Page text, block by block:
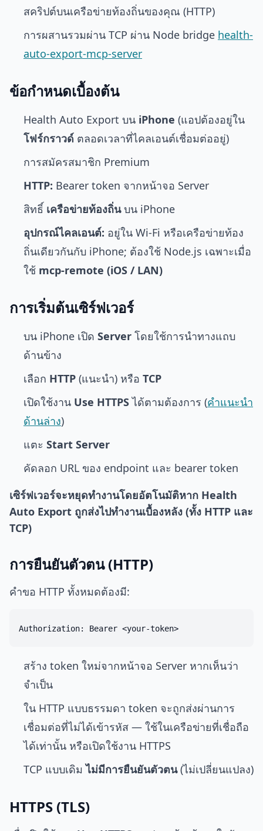
สคริปต์บนเครือข่ายท้องถิ่นของคุณ (HTTP)
การผสานรวมผ่าน TCP ผ่าน Node bridge health-
auto-export-mcp-server
ข้อกำหนดเบื้องต้น
Health Auto Export บน iPhone (แอปต้องอยู่ใน
โฟร์กราวด์ ตลอดเวลาที่ไคลเอนต์เชื่อมต่ออยู่)
การสมัครสมาชิก Premium
HTTP: Bearer token จากหน้าจอ Server
สิทธิ์ เครือข่ายท้องถิ่นบน iPhone
อุปกรณ์ไคลเอนต์: อยู่ใน Wi-Fi หรือเครือข่ายท้อง
ถิ่นเดียวกันกับ iPhone; ต้องใช้ Node.js เฉพาะเมื่อ
ใช้ mcp-remote (iOS / LAN)
การเริ่มต้นเซิร์ฟเวอร์
บน iPhone เปิด Server โดยใช้การนำทางแถบ
ด้านข้าง
เลือก HTTP (แนะนำ) หรือ TCP
เปิดใช้งาน Use HTTPSได้ตามต้องการ (คำแนะนำ
ด้านล่าง)
แตะ Start Server
คัดลอก URL ของ endpoint และ bearer token
เซิร์ฟเวอร์จะหยุดทำงานโดยอัตโนมัติหาก Health
Auto Export ถูกส่งไปทำงานเบื้องหลัง (ทั้ง HTTP และ
TCP)
การยืนยันตัวตน (HTTP)
คำขอ HTTP ทั้งหมดต้องมี:
สร้าง token ใหม่จากหน้าจอ Server หากเห็นว่า
จำเป็น
ใน HTTP แบบธรรมดา token จะถูกส่งผ่านการ
เชื่อมต่อที่ไม่ได้เข้ารหัส — ใช้ในเครือข่ายที่เชื่อถือ
ได้เท่านั้น หรือเปิดใช้งาน HTTPS
TCP แบบเดิมไม่มีการยืนยันตัวตน(ไม่เปลี่ยนแปลง)
HTTPS (TLS)